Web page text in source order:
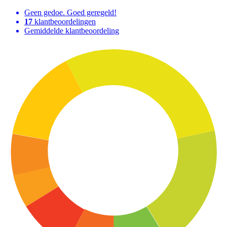
Geen gedoe. Goed geregeld!
17 klantbeoordelingen
Gemiddelde klantbeoordeling